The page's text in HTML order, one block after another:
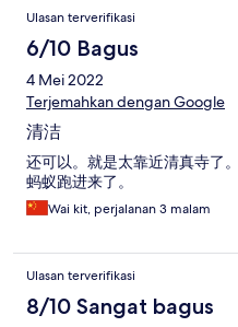
Ulasan terverifikasi
6/10 Bagus
4 Mei 2022
Terjemahkan dengan Google
清洁
还可以。就是太靠近清真寺了
蚂蚁跑进来了。
Wai kit, perjalanan 3 malam
Ulasan terverifikasi
8/10 Sangat bagus